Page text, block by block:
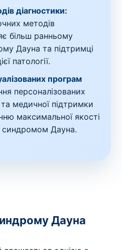
діагностики:
методів
більш ранньому
Дауна та підтримці
патології.
програм
персоналізованих
медичної підтримки
максимальної якості
синдромом Дауна.
Дауна